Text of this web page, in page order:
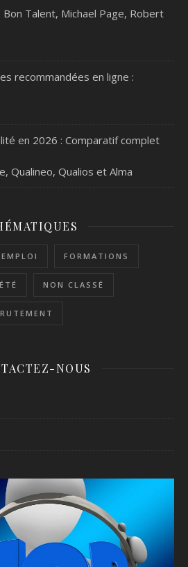
Talent, Michael Page, Robert
recommandées en ligne :
en 2026 : Comparatif complet
Qualineo, Qualios et Alma
EMPLOI FORMATIONS
NON CLASSÉ
NOUS